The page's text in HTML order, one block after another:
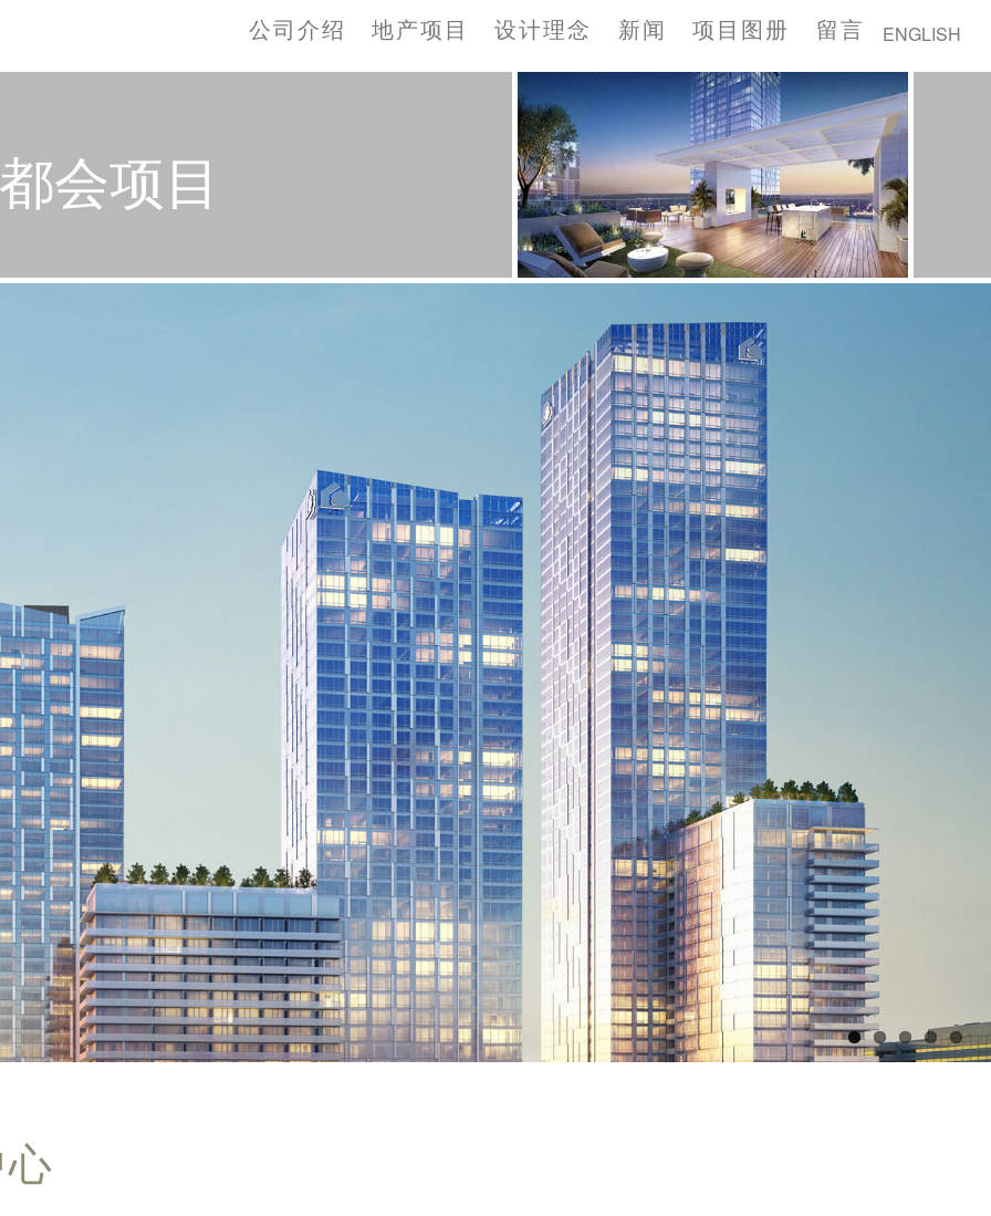
公司介绍 地产项目 设计理念 新闻 项目图册 留言 ENGLISH
会项目